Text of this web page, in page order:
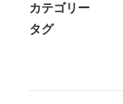
カテゴリー
タグ